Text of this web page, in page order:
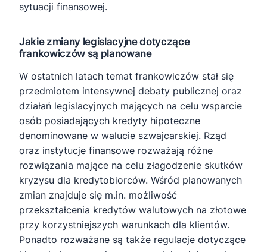
sytuacji finansowej.
Jakie zmiany legislacyjne dotyczące
frankowiczów są planowane
W ostatnich latach temat frankowiczów stał się
przedmiotem intensywnej debaty publicznej oraz
działań legislacyjnych mających na celu wsparcie
osób posiadających kredyty hipoteczne
denominowane w walucie szwajcarskiej. Rząd
oraz instytucje finansowe rozważają różne
rozwiązania mające na celu złagodzenie skutków
kryzysu dla kredytobiorców. Wśród planowanych
zmian znajduje się m.in. możliwość
przekształcenia kredytów walutowych na złotowe
przy korzystniejszych warunkach dla klientów.
Ponadto rozważane są także regulacje dotyczące